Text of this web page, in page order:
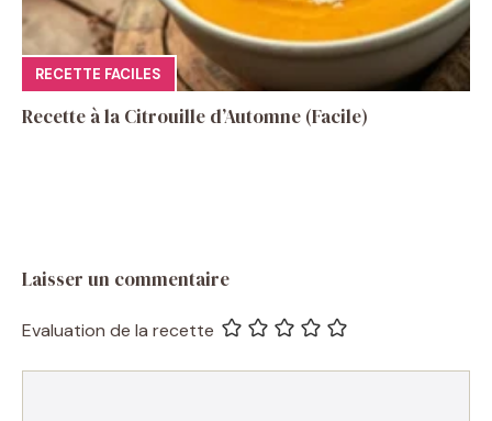
RECETTE FACILES
Recette à la Citrouille d’Automne (Facile)
Laisser un commentaire
Evaluation de la recette